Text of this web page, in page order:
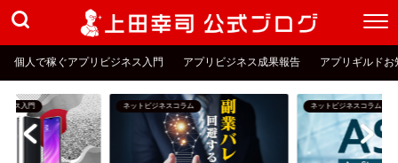
個人で稼ぐアプリビジネス入門 アプリビジネス成果報告 アプリギルドお
ネットビジネスコラム アプリビジネス成果報告